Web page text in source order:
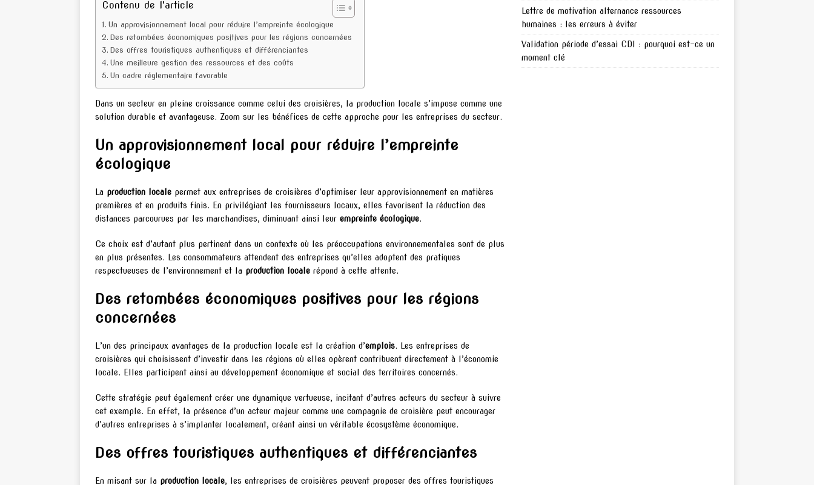
Contenu de l'article
Un approvisionnement local pour réduire l’empreinte écologique
Des retombées économiques positives pour les régions concernées
Des offres touristiques authentiques et différenciantes
Une meilleure gestion des ressources et des coûts
Un cadre réglementaire favorable
Dans un secteur en pleine croissance comme celui des croisières, la production locale s’impose comme une
solution durable et avantageuse. Zoom sur les bénéfices de cette approche pour les entreprises du secteur.
Un approvisionnement local pour réduire l’empreinte
écologique
La production locale permet aux entreprises de croisières d’optimiser leur approvisionnement en matières
premières et en produits finis. En privilégiant les fournisseurs locaux, elles favorisent la réduction des
distances parcourues par les marchandises, diminuant ainsi leur empreinte écologique.
Ce choix est d’autant plus pertinent dans un contexte où les préoccupations environnementales sont de plus
en plus présentes. Les consommateurs attendent des entreprises qu’elles adoptent des pratiques
respectueuses de l’environnement et la production locale répond à cette attente.
Des retombées économiques positives pour les régions
concernées
L’un des principaux avantages de la production locale est la création d’emplois. Les entreprises de
croisières qui choisissent d’investir dans les régions où elles opèrent contribuent directement à l’économie
locale. Elles participent ainsi au développement économique et social des territoires concernés.
Cette stratégie peut également créer une dynamique vertueuse, incitant d’autres acteurs du secteur à suivre
cet exemple. En effet, la présence d’un acteur majeur comme une compagnie de croisière peut encourager
d’autres entreprises à s’implanter localement, créant ainsi un véritable écosystème économique.
Des offres touristiques authentiques et différenciantes
En misant sur la production locale, les entreprises de croisières peuvent proposer des offres touristiques
Lettre de motivation alternance ressources
humaines : les erreurs à éviter
Validation période d’essai CDI : pourquoi est-ce un
moment clé